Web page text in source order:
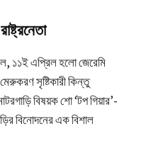
১১ই এপ্রিল হলো জেরেমি
সৃষ্টিকারী কিন্তু
বিষয়ক শো ‘টপ গিয়ার’-
বিনোদনের এক বিশাল